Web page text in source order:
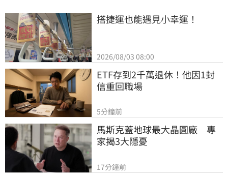
搭捷運也能遇見小幸運！
2026/08/03 08:00
ETF存到2千萬退休！他因1封
信重回職場
5分鐘前
馬斯克蓋地球最大晶圓廠　專
家揭3大隱憂
17分鐘前